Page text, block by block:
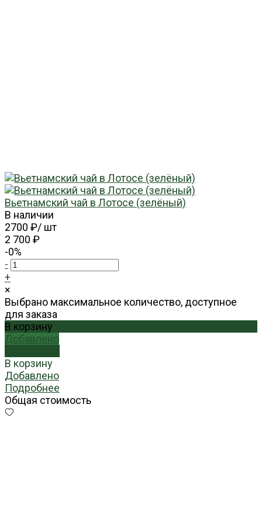
Вьетнамский чай в Лотосе (зелёный)
В наличии
2700 ₽/ шт
2 700 ₽
-0%
-
+
×
Выбрано максимальное количество, доступное
для заказа
В корзину
Добавлено
В корзину
Добавлено
Подробнее
Общая стоимость